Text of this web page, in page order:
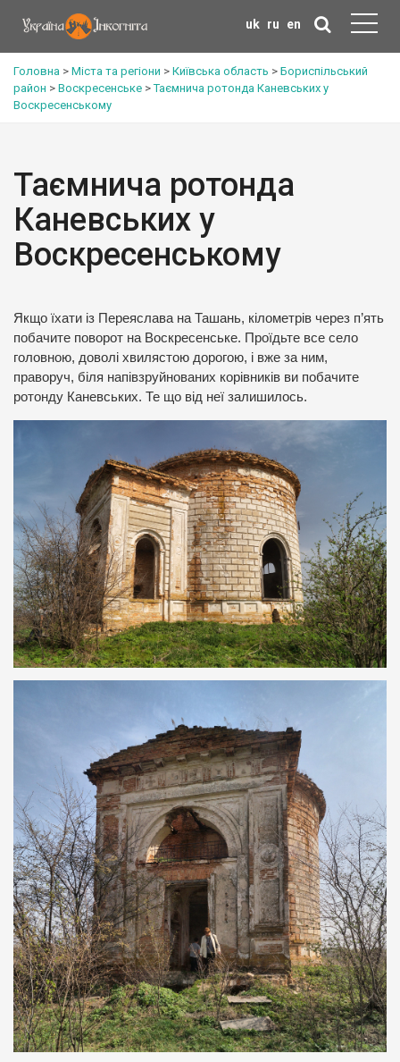
uk ru en
Головна > Міста та регіони > Київська область > Бориспільський
район > Воскресенське >Таємнича ротонда Каневських у
Воскресенському
Таємнича ротонда
Каневських у
Воскресенському
Якщо їхати із Переяслава на Ташань, кілометрів через п’ять
побачите поворот на Воскресенське. Проїдьте все село
головною, доволі хвилястою дорогою, і вже за ним,
праворуч, біля напівзруйнованих корівників ви побачите
ротонду Каневських. Те що від неї залишилось.